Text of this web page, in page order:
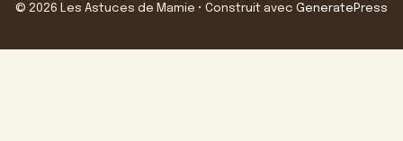
© 2026 Les Astuces de Mamie • Construit avec GeneratePress